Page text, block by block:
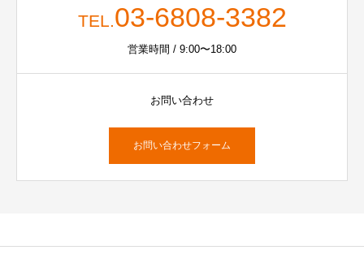
TEL.03-6808-3382
営業時間 / 9:00〜18:00
お問い合わせ
お問い合わせフォーム